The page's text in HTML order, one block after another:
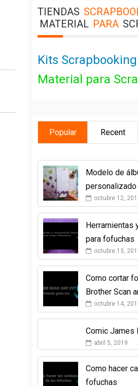
TIENDAS
MATERIAL PARA
Kits Scrapbooking
Material para
Popular Recent
Modelo de
octubre 12,
Herramientas
para fofuchas
octubre 13,
Como cortar
Brother Scan
octubre 14,
Comic James
abril 5, 2019
Como hacer
fofuchas